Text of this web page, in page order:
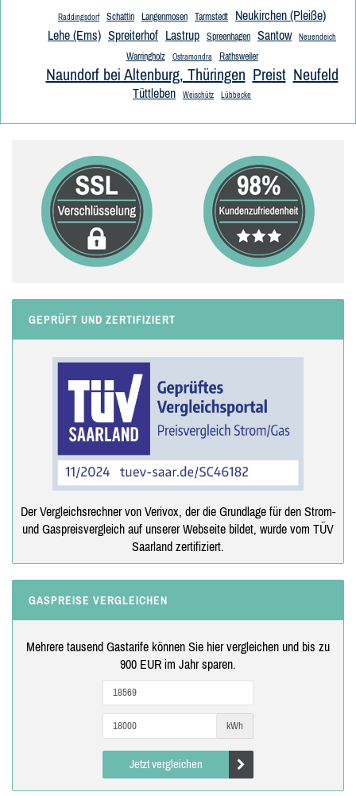
Raddingsdorf Schattin Langenmosen Tarmstedt
Neukirchen (Pleiße)
Lehe (Ems) Spreiterhof Lastrup Spreenhagen Santow Neuendeich
Warringholz Ostramondra Rathsweiler
Naundorf bei Altenburg, Thüringen Preist Neufeld
Tüttleben Weischütz Lübbecke
GEPRÜFT UND ZERTIFIZIERT
Der Vergleichsrechner von Verivox, der die Grundlage für den Strom-
und Gaspreisvergleich auf unserer Webseite bildet, wurde vom TÜV
Saarland zertifiziert.
GASPREISE VERGLEICHEN
Mehrere tausend Gastarife können Sie hier vergleichen und bis zu
900 EUR im Jahr sparen.
kWh
Jetzt vergleichen